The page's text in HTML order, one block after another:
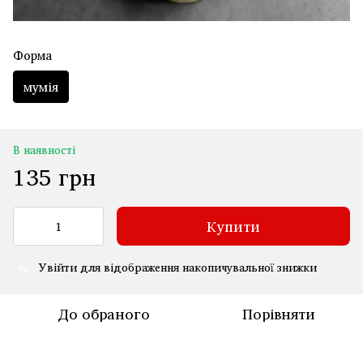
Форма
мумія
В наявності
135 грн
Купити
Увійтидля відображення накопичувальної знижки
До обраного Порівняти